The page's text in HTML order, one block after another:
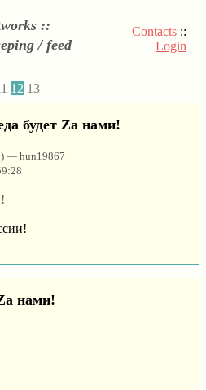
::
/ feed
Contacts ::
Login
12 13
будет Za нами!
— hun19867
нами!